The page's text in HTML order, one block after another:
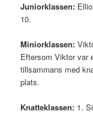
Juniorklassen:
10.
Miniorklassen:
Eftersom Viktor var
tillsammans med
plats.
Knatteklassen: 1.